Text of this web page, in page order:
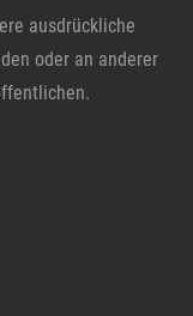
ausdrückliche
oder an anderer